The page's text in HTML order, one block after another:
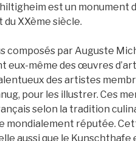
est un monument
du XXème siècle.
par Auguste
eux-même des œuvres
des artistes
pour les illustrer. Ces
selon la tradition
mondialement réputée.
aussi que le Kunschthafe